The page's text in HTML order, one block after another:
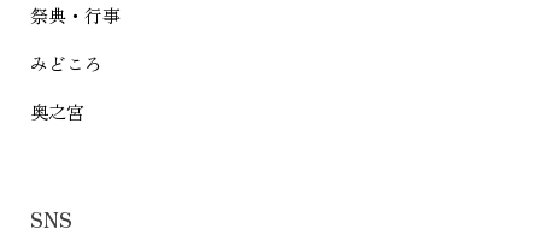
祭典・行事
みどころ
奥之宮
SNS